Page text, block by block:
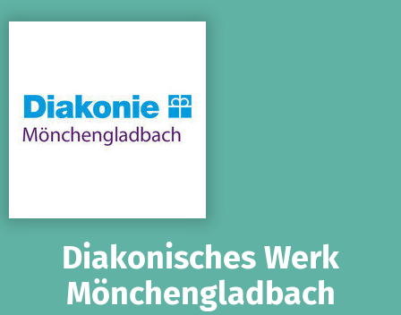
Diakonisches Werk
Mönchengladbach